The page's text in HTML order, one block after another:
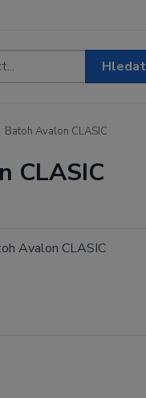
Hledat
Batoh Avalon CLASIC
CLASIC